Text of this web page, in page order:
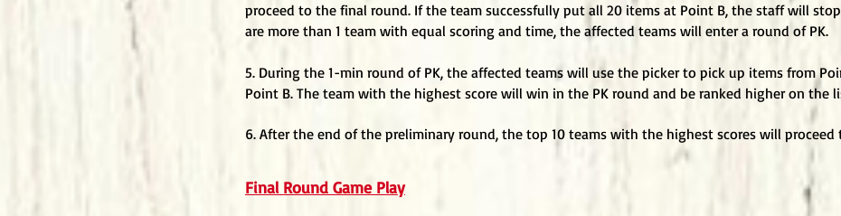
proceed to the final round. If the team successfully put all 20 items at Point B, the staff will
are more than 1 team with equal scoring and time, the affected teams will enter a round of PK.
5. During the 1-min round of PK, the affected teams will use the picker to pick up items from
Point B. The team with the highest score will win in the PK round and be ranked higher on the
6. After the end of the preliminary round, the top 10 teams with the highest scores will
Final Round Game Play